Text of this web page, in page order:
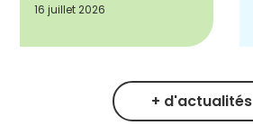
16 juillet 2026
+ d'actualités